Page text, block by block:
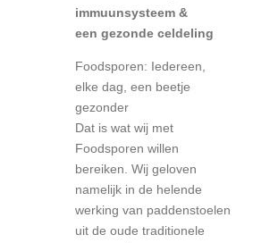
immuunsysteem &
een gezonde celdeling
Foodsporen: Iedereen,
elke dag, een beetje
gezonder
Dat is wat wij met
Foodsporen willen
bereiken. Wij geloven
namelijk in de helende
werking van paddenstoelen
uit de oude traditionele